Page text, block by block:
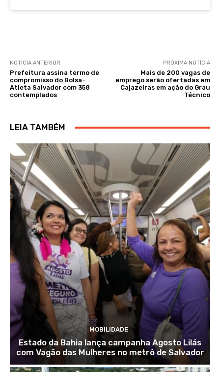
NOTÍCIA ANTERIOR
Prefeitura assina termo de
compromisso do Bolsa-
Atleta Salvador com 358
contemplados
PRÓXIMA NOTÍCIA
Mais de 200 vagas de
emprego serão ofertadas em
Cajazeiras em ação do Grau
Técnico
LEIA TAMBÉM
MOBILIDADE
Estado da Bahia lança campanha Agosto Lilás
com Vagão das Mulheres no metrô de Salvador